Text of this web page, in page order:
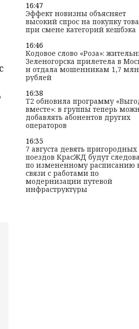
16:47
Эффект новизны объясняет
высокий спрос на покупку
при смене категорий кешбэка
16:46
Кодовое слово «Роза»:
Зеленогорска прилетела в
и отдала мошенникам 1,7 млн
рублей
16:38
T2 обновила программу
вместе»: в группы теперь
добавлять абонентов других
операторов
16:35
7 августа девять пригородных
поездов КрасЖД будут
по измененному расписанию
связи с работами по
модернизации путевой
инфраструктуры